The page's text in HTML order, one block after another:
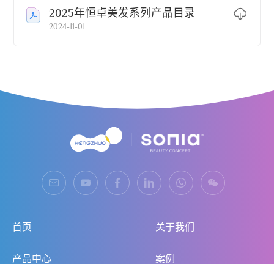
2025年恒卓美发系列产品目录
2024-11-01
首页 关于我们
产品中心 案例